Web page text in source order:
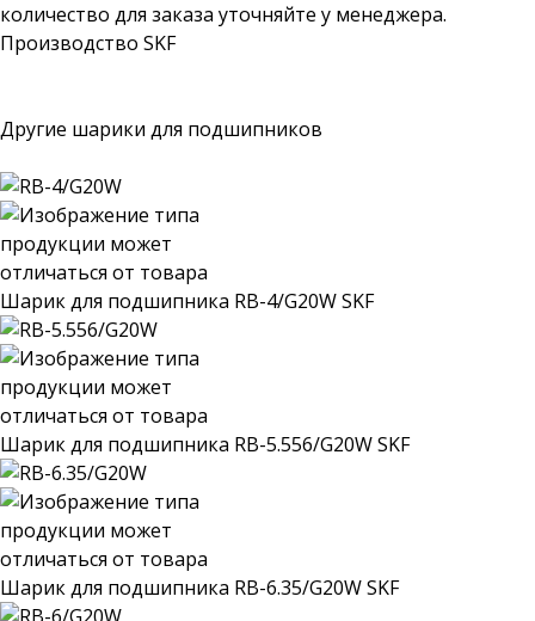
количество для заказа уточняйте у менеджера.
Производство SKF
Другие шарики для подшипников
Шарик для подшипника RB-4/G20W SKF
Шарик для подшипника RB-5.556/G20W SKF
Шарик для подшипника RB-6.35/G20W SKF